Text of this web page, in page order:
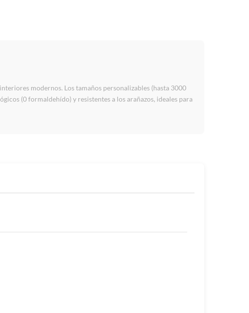
modernos. Los tamaños personalizables (hasta 3000
(0 formaldehído) y resistentes a los arañazos, ideales para